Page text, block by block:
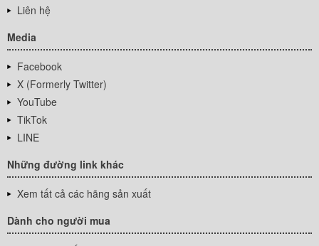
Liên hệ
Media
Facebook
X (Formerly Twitter)
YouTube
TikTok
LINE
Những đường link khác
Xem tất cả các hãng sản xuất
Dành cho người mua